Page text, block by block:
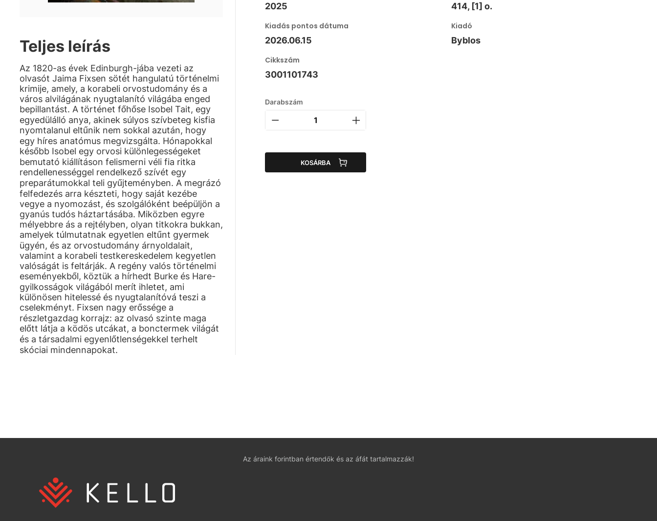
Teljes leírás
Az 1820-as évek Edinburgh-jába vezeti az
olvasót Jaima Fixsen sötét hangulatú történelmi
krimije, amely, a korabeli orvostudomány és a
város alvilágának nyugtalanító világába enged
bepillantást. A történet főhőse Isobel Tait, egy
egyedülálló anya, akinek súlyos szívbeteg kisfia
nyomtalanul eltűnik nem sokkal azután, hogy
egy híres anatómus megvizsgálta. Hónapokkal
később Isobel egy orvosi különlegességeket
bemutató kiállításon felismerni véli fia ritka
rendellenességgel rendelkező szívét egy
preparátumokkal teli gyűjteményben. A megrázó
felfedezés arra készteti, hogy saját kezébe
vegye a nyomozást, és szolgálóként beépüljön a
gyanús tudós háztartásába. Miközben egyre
mélyebbre ás a rejtélyben, olyan titkokra bukkan,
amelyek túlmutatnak egyetlen eltűnt gyermek
ügyén, és az orvostudomány árnyoldalait,
valamint a korabeli testkereskedelem kegyetlen
valóságát is feltárják. A regény valós történelmi
eseményekből, köztük a hírhedt Burke és Hare-
gyilkosságok világából merít ihletet, ami
különösen hitelessé és nyugtalanítóvá teszi a
cselekményt. Fixsen nagy erőssége a
részletgazdag korrajz: az olvasó szinte maga
előtt látja a ködös utcákat, a bonctermek világát
és a társadalmi egyenlőtlenségekkel terhelt
skóciai mindennapokat.
2025 414, [1] o.
Kiadás pontos dátuma
2026.06.15
Kiadó
Byblos
Cikkszám
3001101743
Darabszám
KOSÁRBA
Az áraink forintban értendők és az áfát tartalmazzák!